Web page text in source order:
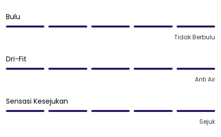
Bulu
Tidak Berbulu
Dri-Fit
Anti Air
Sensasi Kesejukan
Sejuk